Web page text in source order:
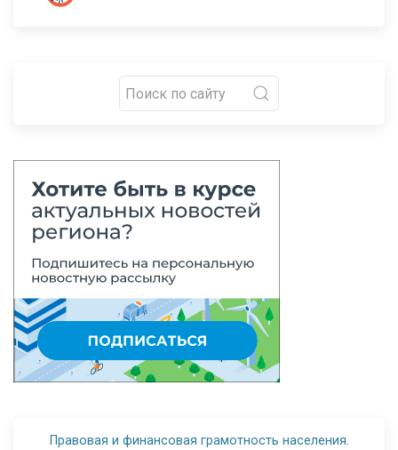
Правовая и финансовая грамотность населения.